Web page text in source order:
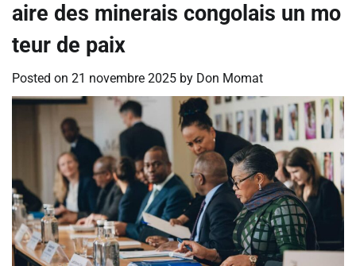
aire des minerais congolais un mo
teur de paix
Posted on 21 novembre 2025 by Don Momat